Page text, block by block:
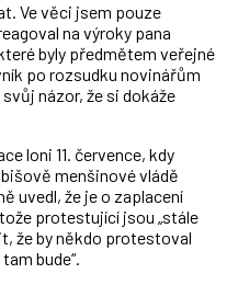
Ve věci jsem pouze
na výroky pana
byly předmětem veřejné
po rozsudku novinářům
názor, že si dokáže
loni 11. července, kdy
menšinové vládě
uvedl, že je o zaplacení
protestující jsou „stále
že by někdo protestoval
bude“.